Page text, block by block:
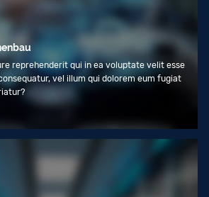
reprehenderit qui in ea voluptate velit esse
vel illum qui dolorem eum fugiat